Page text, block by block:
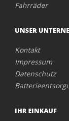
Fahrräder
UNSER
Kontakt
Impressum
Datenschutz
IHR EINKAUF